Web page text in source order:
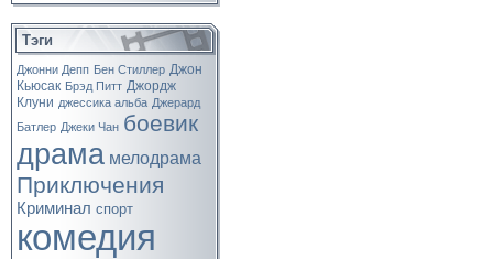
Тэги
Джонни Депп Бен Стиллер Джон
Кьюсак Брэд Питт Джордж
Клуни джессика альба Джерард
Батлер Джеки Чан боевик
драма мелодрама
Приключения
Криминал спорт
комедия